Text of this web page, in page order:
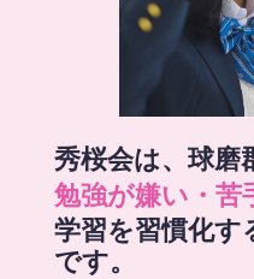
秀桜会は、球磨
勉強が嫌い・苦
学習を習慣化す
です。